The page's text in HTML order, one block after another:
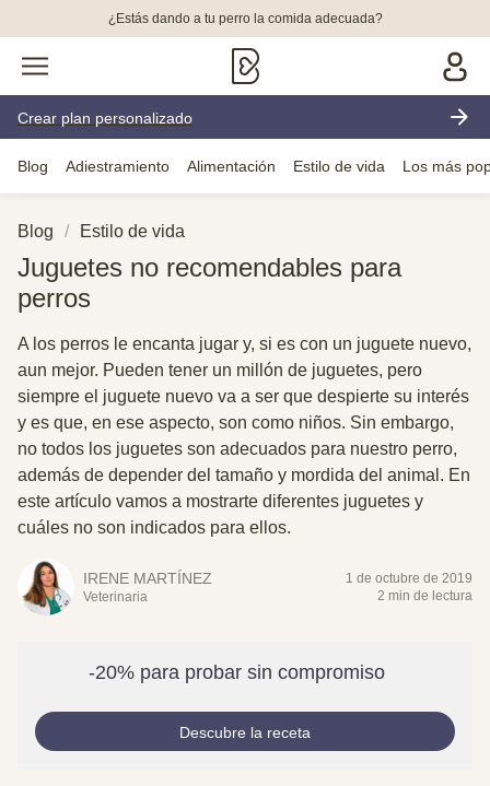
¿Estás dando a tu perro la comida adecuada?
Crear plan personalizado
Blog Adiestramiento Alimentación Estilo de vida Los más
Blog Estilo de vida
Juguetes no recomendables para
perros
A los perros le encanta jugar y, si es con un juguete nuevo,
aun mejor. Pueden tener un millón de juguetes, pero
siempre el juguete nuevo va a ser que despierte su interés
y es que, en ese aspecto, son como niños. Sin embargo,
no todos los juguetes son adecuados para nuestro perro,
además de depender del tamaño y mordida del animal. En
este artículo vamos a mostrarte diferentes juguetes y
cuáles no son indicados para ellos.
IRENE MARTÍNEZ
Veterinaria
1 de octubre de 2019
2 min de lectura
-20% para probar sin compromiso
Descubre la receta